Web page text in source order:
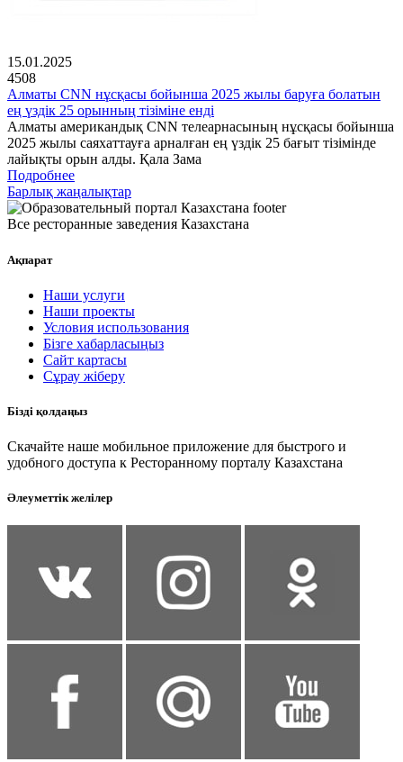
15.01.2025
4508
Алматы CNN нұсқасы бойынша 2025 жылы баруға болатын
ең үздік 25 орынның тізіміне енді
Алматы американдық CNN телеарнасының нұсқасы бойынша
2025 жылы саяхаттауға арналған ең үздік 25 бағыт тізімінде
лайықты орын алды. Қала Зама
Подробнее
Барлық жаңалықтар
Все ресторанные заведения Казахстана
Ақпарат
Наши услуги
Наши проекты
Условия использования
Бізге хабарласыңыз
Сайт картасы
Сұрау жіберу
Бізді қолдаңыз
Скачайте наше мобильное приложение для быстрого и
удобного доступа к Ресторанному порталу Казахстана
Әлеуметтік желілер